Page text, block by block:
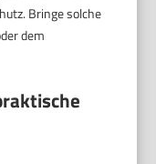
Bringe solche
dem